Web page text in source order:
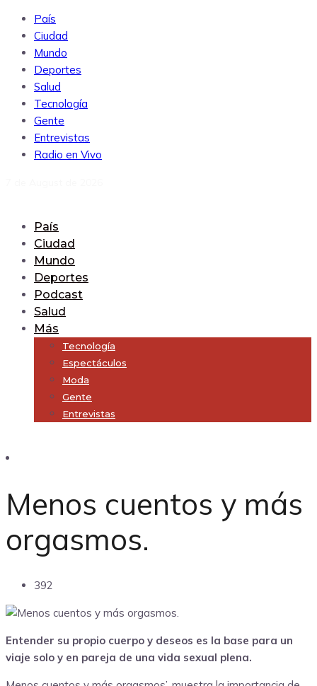
País
Ciudad
Mundo
Deportes
Salud
Tecnología
Gente
Entrevistas
Radio en Vivo
País
Ciudad
Mundo
Deportes
Podcast
Salud
Más
Tecnología
Espectáculos
Moda
Gente
Entrevistas
Menos cuentos y más
orgasmos.
392
Entender su propio cuerpo y deseos es la base para un
viaje solo y en pareja de una vida sexual plena.